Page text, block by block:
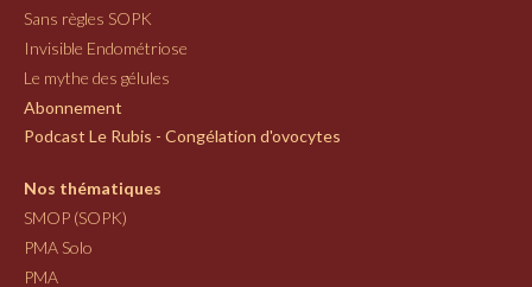
Sans règles SOPK
Invisible Endométriose
Le mythe des gélules
Abonnement
Podcast Le Rubis - Congélation d'ovocytes
Nos thématiques
SMOP (SOPK)
PMA Solo
PMA